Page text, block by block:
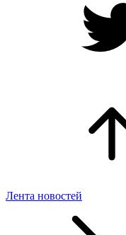
Лента новостей